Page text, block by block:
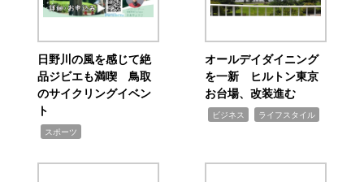
日野川の風を感じて絶
品ジビエも満喫 鳥取
のサイクリングイベン
ト
スポーツ
オールデイダイニング
を一新 ヒルトン東京
お台場、改装進む
ビジネス ライフスタイル